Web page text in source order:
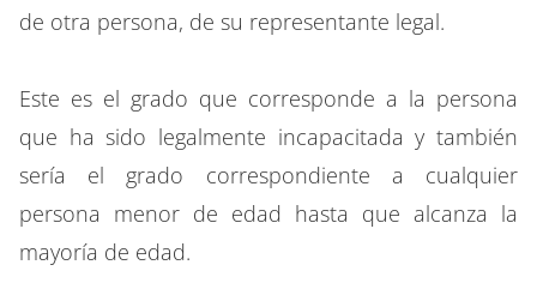
de otra persona, de su representante legal.
Este es el grado que corresponde a la persona
que ha sido legalmente incapacitada y también
sería el grado correspondiente a cualquier
persona menor de edad hasta que alcanza la
mayoría de edad.